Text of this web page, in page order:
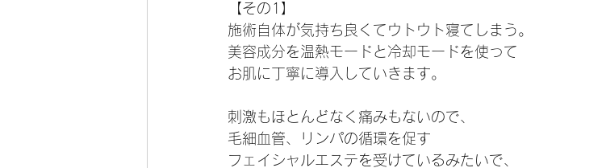
【その1】
施術自体が気持ち良くてウトウト寝てしまう。
美容成分を温熱モードと冷却モードを使って
お肌に丁寧に導入していきます。
刺激もほとんどなく痛みもないので、
毛細血管、リンパの循環を促す
フェイシャルエステを受けているみたいで、